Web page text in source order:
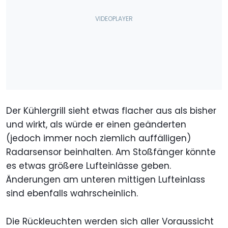
Der Kühlergrill sieht etwas flacher aus als bisher
und wirkt, als würde er einen geänderten
(jedoch immer noch ziemlich auffälligen)
Radarsensor beinhalten. Am Stoßfänger könnte
es etwas größere Lufteinlässe geben.
Änderungen am unteren mittigen Lufteinlass
sind ebenfalls wahrscheinlich.
Die Rückleuchten werden sich aller Voraussicht